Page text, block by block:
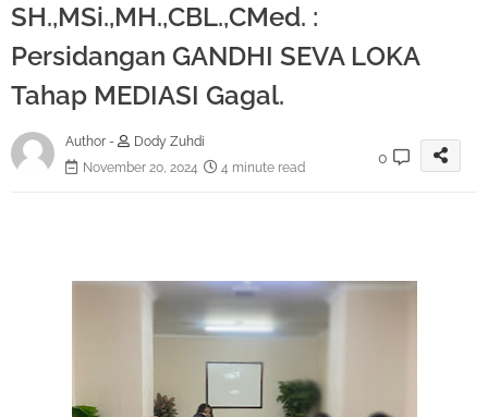
SH.,MSi.,MH.,CBL.,CMed. :
Persidangan GANDHI SEVA LOKA
Tahap MEDIASI Gagal.
Author -
Dody Zuhdi
November 20, 2024
4 minute read
0